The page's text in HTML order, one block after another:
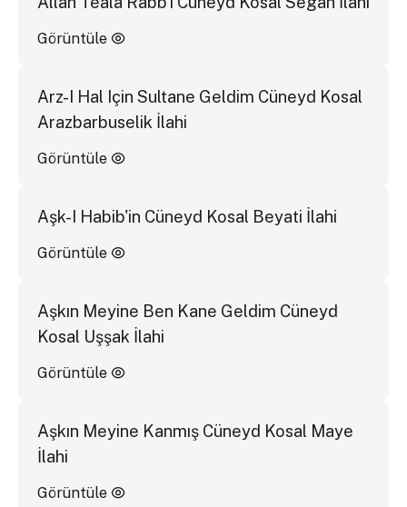
Görüntüle
Arz-I Hal Için Sultane Geldim Cüneyd Kosal
Arazbarbuselik İlahi
Görüntüle
Aşk-I Habib'in Cüneyd Kosal Beyati İlahi
Görüntüle
Aşkın Meyine Ben Kane Geldim Cüneyd
Kosal Uşşak İlahi
Görüntüle
Aşkın Meyine Kanmış Cüneyd Kosal Maye
İlahi
Görüntüle